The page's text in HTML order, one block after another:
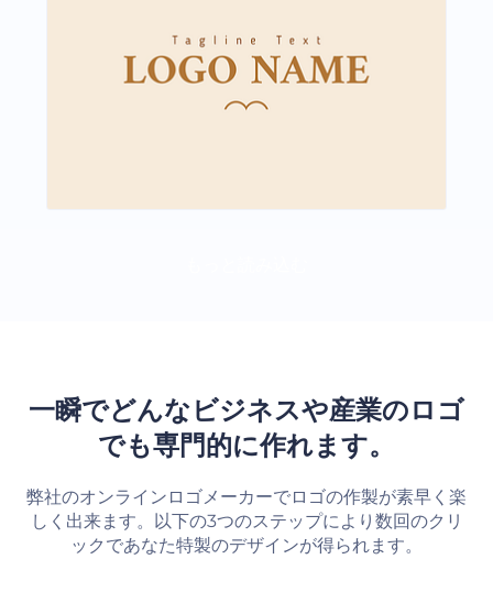
一瞬でどんなビジネスや産業のロゴ
でも専門的に作れます。
弊社のオンラインロゴメーカーでロゴの作製が素早く楽
しく出来ます。以下の3つのステップにより数回のクリ
ックであなた特製のデザインが得られます。